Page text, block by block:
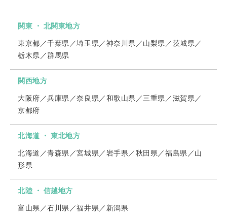
関東 ・ 北関東地方
東京都／千葉県／埼玉県／神奈川県／山梨県／茨城県／
栃木県／群馬県
関西地方
大阪府／兵庫県／奈良県／和歌山県／三重県／滋賀県／
京都府
北海道 ・ 東北地方
北海道／青森県／宮城県／岩手県／秋田県／福島県／山
形県
北陸 ・ 信越地方
富山県／石川県／福井県／新潟県